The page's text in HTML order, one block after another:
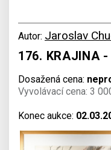
Autor: Jaroslav
176. KRAJINA -
Dosažená cena:
Vyvolávací cena: 3
Konec aukce: